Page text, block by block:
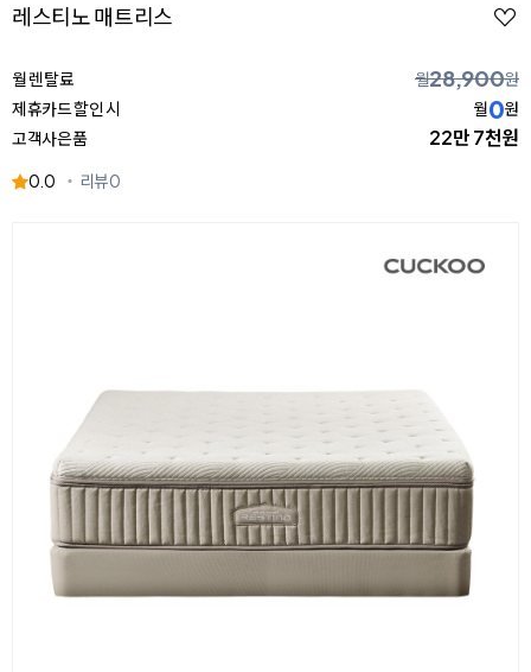
레스티노 매트리스
월 렌탈료 월28,900원
제휴카드 할인 시
월0원
고객사은품
22만 7천원
0.0 리뷰0